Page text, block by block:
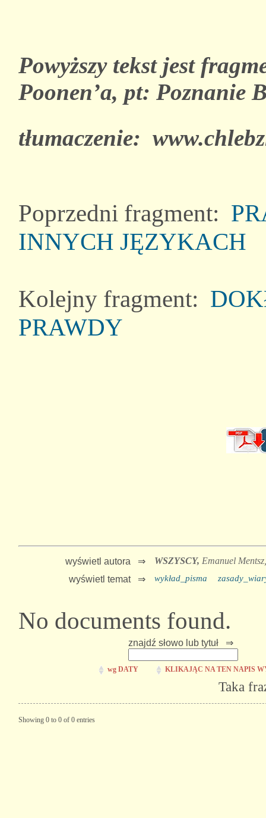
Powyższy tekst jest
Poonen’a, pt: Poznanie
tłumaczenie:
Poprzedni fragment:
INNYCH JĘZYKACH
Kolejny fragment:
PRAWDY
wyświetl autora ⇒ WSZYSCY, Emanuel
wyświetl temat ⇒
wykład_pisma
No documents found.
znajdź słowo lub tytuł ⇒
wg DATY KLIKAJĄC NA TEN NAPIS
Taka
Showing 0 to 0 of 0 entries